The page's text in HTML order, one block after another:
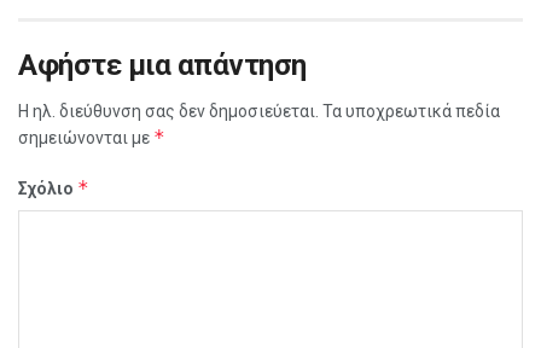
Αφήστε μια απάντηση
Η ηλ. διεύθυνση σας δεν δημοσιεύεται. Τα υποχρεωτικά πεδία
σημειώνονται με *
Σχόλιο *